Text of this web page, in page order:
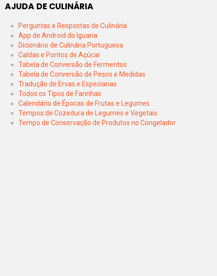
AJUDA DE CULINÁRIA
Perguntas e Respostas de Culinária
App de Android do Iguaria
Dicionário de Culinária Portuguesa
Caldas e Pontos de Açúcar
Tabela de Conversão de Fermentos
Tabela de Conversão de Pesos e Medidas
Tradução de Ervas e Especiarias
Todos os Tipos de Farinhas
Calendário de Épocas de Frutas e Legumes
Tempos de Cozedura de Legumes e Vegetais
Tempo de Conservação de Produtos no Congelador